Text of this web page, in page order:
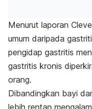
Menurut laporan
umum daripada
pengidap gastritis
gastritis kronis
orang.
Dibandingkan bayi